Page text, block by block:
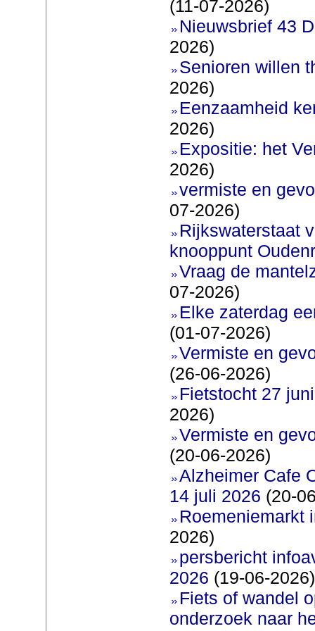
(11-07-2026)
Nieuwsbrief 43
2026)
Senioren willen
2026)
Eenzaamheid
2026)
Expositie: het
2026)
vermiste en
07-2026)
Rijkswaterstaat
knooppunt
Vraag de
07-2026)
Elke zaterdag
(01-07-2026)
Vermiste en
(26-06-2026)
Fietstocht 27
2026)
Vermiste en
(20-06-2026)
Alzheimer Cafe
14 juli 2026 (20-
Roemeniemarkt
2026)
persbericht
2026 (19-06-2026)
Fiets of wandel
onderzoek naar